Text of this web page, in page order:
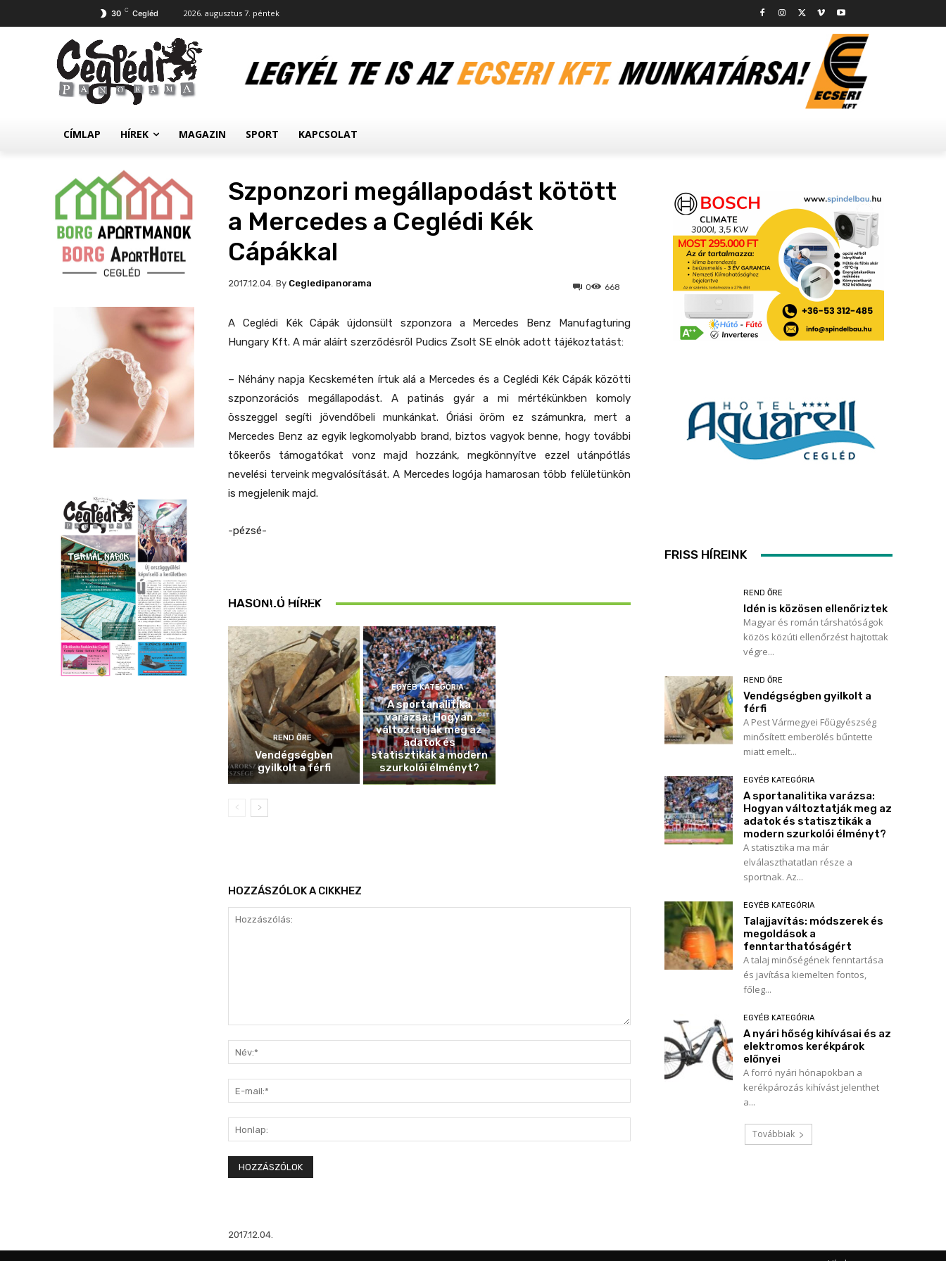
30 C Cegléd 2026. augusztus 7. péntek
CÍMLAP HÍREK MAGAZIN SPORT KAPCSOLAT
Szponzori megállapodást kötött
a Mercedes a Ceglédi Kék
Cápákkal
2017.12.04. 668
0
By Cegledipanorama
A Ceglédi Kék Cápák újdonsült szponzora a Mercedes Benz Manufagturing
Hungary Kft. A már aláírt szerződésről Pudics Zsolt SE elnök adott tájékoztatást:
– Néhány napja Kecskeméten írtuk alá a Mercedes és a Ceglédi Kék Cápák közötti
szponzorációs megállapodást. A patinás gyár a mi mértékünkben komoly
összeggel segíti jövendőbeli munkánkat. Óriási öröm ez számunkra, mert a
Mercedes Benz az egyik legkomolyabb brand, biztos vagyok benne, hogy további
tőkeerős támogatókat vonz majd hozzánk, megkönnyítve ezzel utánpótlás
nevelési terveink megvalósítását. A Mercedes logója hamarosan több felületünkön
is megjelenik majd.
-pézsé-
HASONLÓ HÍREK
Idén is közösen
ellenőriztek
REND ŐRE
Vendégségben
gyilkolt a férfi
EGYÉB KATEGÓRIA
A sportanalitika
varázsa: Hogyan
változtatják meg az
adatok és
statisztikák a modern
szurkolói élményt?
HOZZÁSZÓLOK A CIKKHEZ
mail:*
FRISS HÍREINK
REND ŐRE
Idén is közösen ellenőriztek
Magyar és román társhatóságok
közös közúti ellenőrzést hajtottak
végre...
REND ŐRE
Vendégségben gyilkolt a
férfi
A Pest Vármegyei Főügyészség
minősített emberölés bűntette
miatt emelt...
EGYÉB KATEGÓRIA
A sportanalitika varázsa:
Hogyan változtatják meg az
adatok és statisztikák a
modern szurkolói élményt?
A statisztika ma már
elválaszthatatlan része a
sportnak. Az...
EGYÉB KATEGÓRIA
Talajjavítás: módszerek és
megoldások a
fenntarthatóságért
A talaj minőségének fenntartása
és javítása kiemelten fontos,
főleg...
EGYÉB KATEGÓRIA
A nyári hőség kihívásai és az
elektromos kerékpárok
előnyei
A forró nyári hónapokban a
kerékpározás kihívást jelenthet
a...
Továbbiak
2017.12.04.